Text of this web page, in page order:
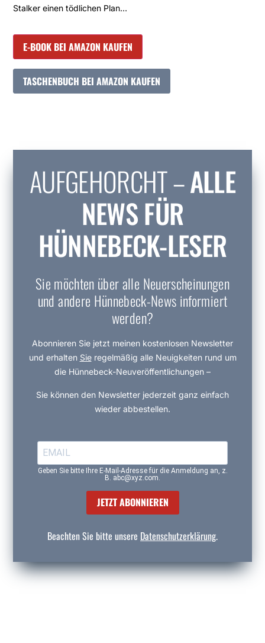
Stalker einen tödlichen Plan…
E-BOOK BEI AMAZON KAUFEN
TASCHENBUCH BEI AMAZON KAUFEN
AUFGEHORCHT –ALLE
NEWS FÜR
HÜNNEBECK-LESER
Sie möchten über alle Neuerscheinungen
und andere Hünnebeck-News informiert
werden?
Abonnieren Sie jetzt meinen kostenlosen Newsletter
und erhalten Sieregelmäßig alle Neuigkeiten rund um
die Hünnebeck-Neuveröffentlichungen –
Sie können den Newsletter jederzeit ganz einfach
wieder abbestellen.
Geben Sie bitte Ihre E-Mail-Adresse für die Anmeldung an, z.
B. abc@xyz.com.
JETZT ABONNIEREN
Beachten Sie bitte unsere Datenschutzerklärung.